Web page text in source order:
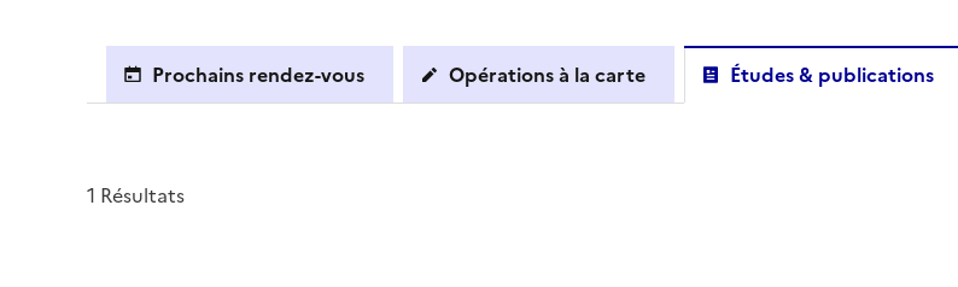
Prochains rendez-vous Opérations à la carte Études & publications
1 Résultats